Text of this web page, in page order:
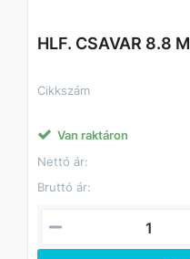
HLF. CSAVAR 8.8
Cikkszám
Van raktáron
Nettó ár:
Bruttó ár: